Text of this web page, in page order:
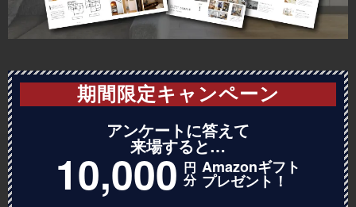
2023年8月
2023年6月
2023年5月
2023年2月
2023年1月
期間限定キャンペーン
アンケートに答えて
来場すると…
10,000 円
分
Amazonギフト
プレゼント！